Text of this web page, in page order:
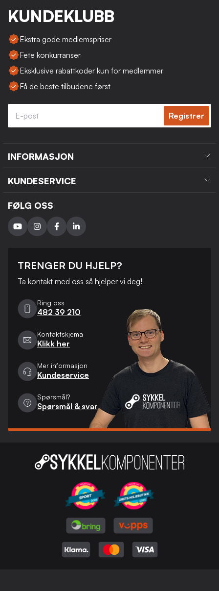
KUNDEKLUBB
Ekstra gode medlemspriser
Fete konkurranser
Eksklusive rabattkoder kun for medlemmer
Få de beste tilbudene først
Registrer
INFORMASJON
KUNDESERVICE
FØLG OSS
TRENGER DU HJELP?
Ta kontakt med oss ​​så hjelper vi deg!
Ring oss
482 39 210
Kontaktskjema
Klikk her
Mer informasjon
Kundeservice
Spørsmål?
Spørsmål & svar